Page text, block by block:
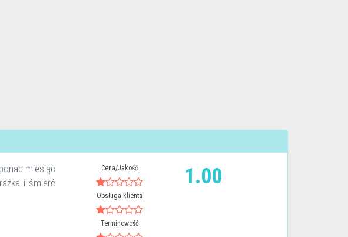
miesiąc
i śmierć
Cena/Jakość
Obsługa klienta
Terminowość
1.00